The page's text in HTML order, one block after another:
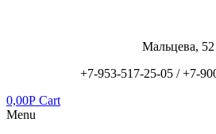
Мальцева, 52
+7-953-517-25-05 /+7-
0,00Р Cart
Menu